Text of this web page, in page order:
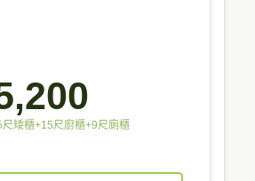
矮櫃+15尺廚櫃+9尺廁櫃